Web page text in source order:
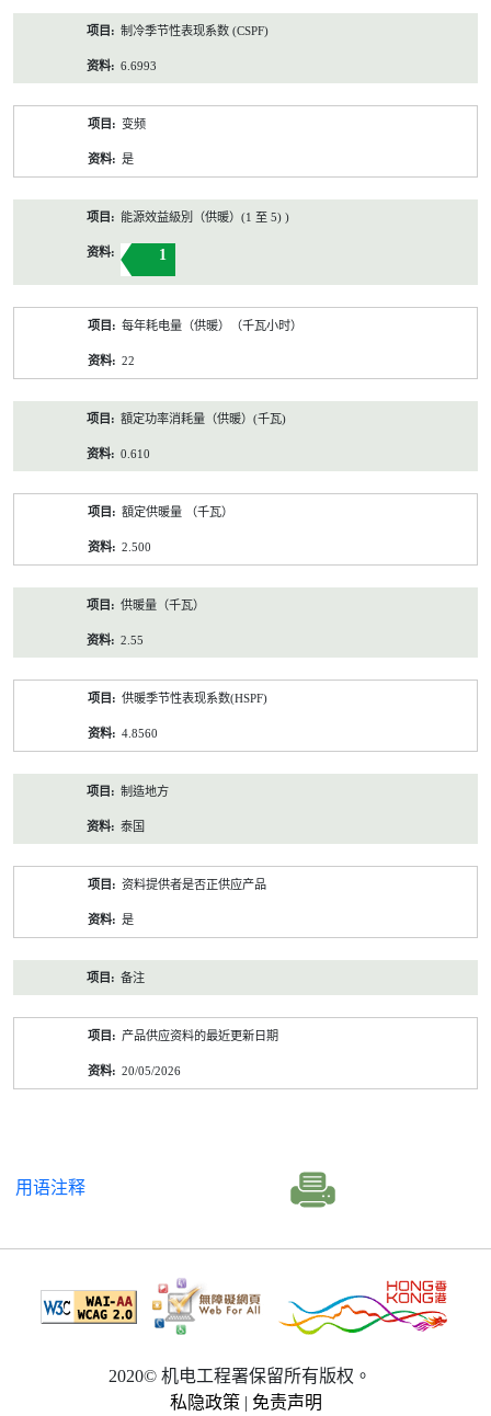
制冷季节性表现系数 (CSPF)
6.6993
变频
是
能源效益級別（供暖）(1 至 5) )
1
每年耗电量（供暖）（千瓦小时）
22
額定功率消耗量（供暖）(千瓦)
0.610
額定供暖量 （千瓦）
2.500
供暖量（千瓦）
2.55
供暖季节性表现系数(HSPF)
4.8560
制造地方
泰国
资料提供者是否正供应产品
是
备注
产品供应资料的最近更新日期
20/05/2026
用语注释
2020© 机电工程署保留所有版权。
私隐政策 | 免责声明